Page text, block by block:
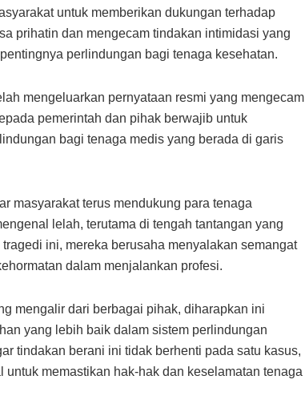
untuk memberikan dukungan terhadap
prihatin dan mengecam tindakan intimidasi yang
perlindungan bagi tenaga kesehatan.
mengeluarkan pernyataan resmi yang mengecam
pemerintah dan pihak berwajib untuk
bagi tenaga medis yang berada di garis
masyarakat terus mendukung para tenaga
lelah, terutama di tengah tantangan yang
ini, mereka berusaha menyalakan semangat
dalam menjalankan profesi.
mengalir dari berbagai pihak, diharapkan ini
yang lebih baik dalam sistem perlindungan
tindakan berani ini tidak berhenti pada satu kasus,
memastikan hak-hak dan keselamatan tenaga